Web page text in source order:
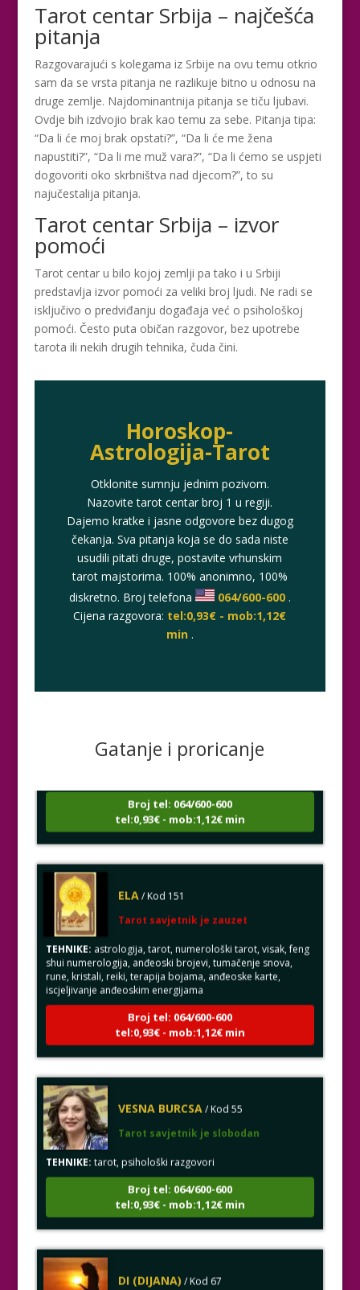
Tarot centar Srbija – najčešća
pitanja
Razgovarajući s kolegama iz Srbije na ovu temu otkrio
sam da se vrsta pitanja ne razlikuje bitno u odnosu na
druge zemlje. Najdominantnija pitanja se tiču ljubavi.
Ovdje bih izdvojio brak kao temu za sebe. Pitanja tipa:
“Da li će moj brak opstati?”, “Da li će me žena
napustiti?”, “Da li me muž vara?”, “Da li ćemo se uspjeti
dogovoriti oko skrbništva nad djecom?”, to su
najučestalija pitanja.
Tarot centar Srbija – izvor
pomoći
Tarot centar u bilo kojoj zemlji pa tako i u Srbiji
predstavlja izvor pomoći za veliki broj ljudi. Ne radi se
isključivo o predviđanju događaja već o psihološkoj
pomoći. Često puta običan razgovor, bez upotrebe
tarota ili nekih drugih tehnika, čuda čini.
Horoskop-
Astrologija-Tarot
Otklonite sumnju jednim pozivom.
Nazovite tarot centar broj 1 u regiji.
Dajemo kratke i jasne odgovore bez dugog
čekanja. Sva pitanja koja se do sada niste
usudili pitati druge, postavite vrhunskim
tarot majstorima. 100% anonimno, 100%
diskretno. Broj telefona
064/600-600 .
Cijena razgovora: tel:0,93€ - mob:1,12€
min .
Gatanje i proricanje
astrologija, numerologija, tarot, radiestezija
Broj tel: 064/600-600
tel:0,93€ - mob:1,12€ min
TEHNIKE:astrologija, tarot, numerološki tarot, visak, feng
shui numerologija, anđeoski brojevi, tumačenje snova,
rune, kristali, reiki, terapija bojama, anđeoske karte,
iscjeljivanje anđeoskim energijama
Broj tel: 064/600-600
tel:0,93€ - mob:1,12€ min
TEHNIKE:tarot, psihološki razgovori
Broj tel: 064/600-600
tel:0,93€ - mob:1,12€ min